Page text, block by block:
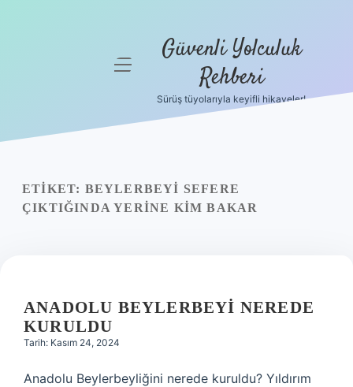
Yasal Uyarı
menüyü Güvenli Yolculuk
Rehberi
Sürüş tüyolarıyla keyifli hikayeler!
ETIKET: BEYLERBEYI SEFERE
ÇIKTIĞINDA YERINE KIM BAKAR
ANADOLU BEYLERBEYI NEREDE
KURULDU
Tarih: Kasım 24, 2024
Anadolu Beylerbeyliğini nerede kuruldu? Yıldırım